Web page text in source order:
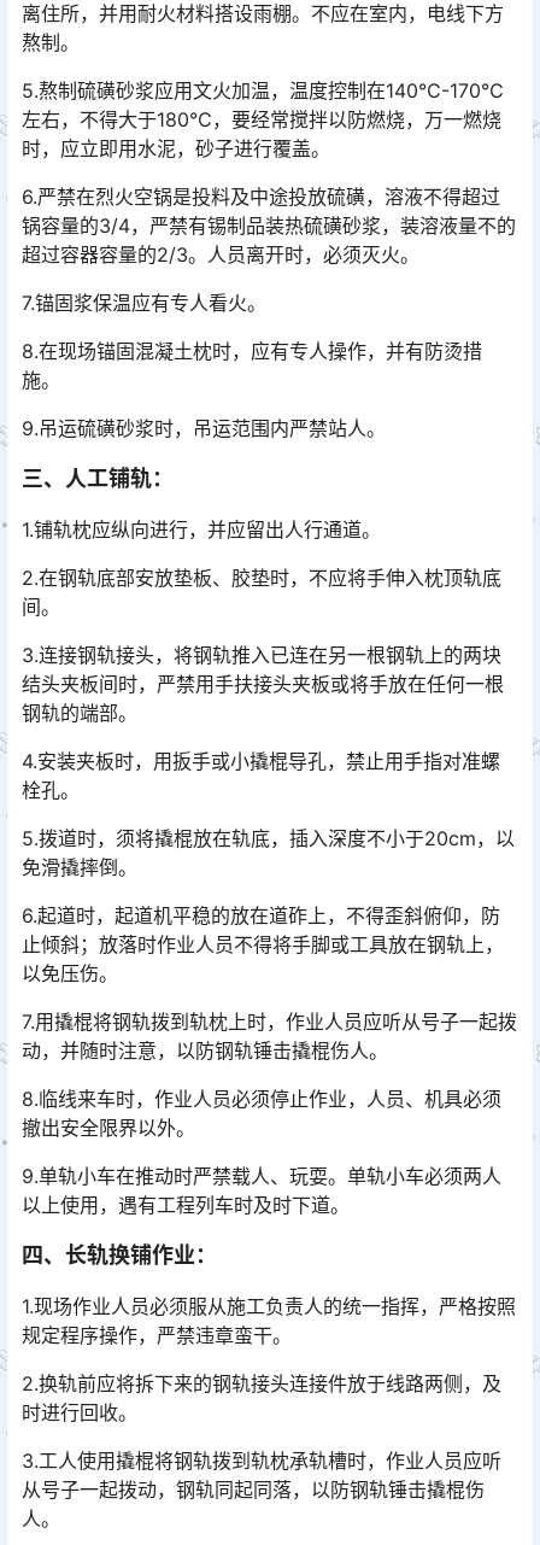
离住所，并用耐火材料搭设雨棚。不应在室内，电线下方
熬制。
5.熬制硫磺砂浆应用文火加温，温度控制在140℃-170℃
左右，不得大于180℃，要经常搅拌以防燃烧，万一燃烧
时，应立即用水泥，砂子进行覆盖。
6.严禁在烈火空锅是投料及中途投放硫磺，溶液不得超过
锅容量的3/4，严禁有锡制品装热硫磺砂浆，装溶液量不的
超过容器容量的2/3。人员离开时，必须灭火。
7.锚固浆保温应有专人看火。
8.在现场锚固混凝土枕时，应有专人操作，并有防烫措
施。
9.吊运硫磺砂浆时，吊运范围内严禁站人。
三、人工铺轨：
1.铺轨枕应纵向进行，并应留出人行通道。
2.在钢轨底部安放垫板、胶垫时，不应将手伸入枕顶轨底
间。
3.连接钢轨接头，将钢轨推入已连在另一根钢轨上的两块
结头夹板间时，严禁用手扶接头夹板或将手放在任何一根
钢轨的端部。
4.安装夹板时，用扳手或小撬棍导孔，禁止用手指对准螺
栓孔。
5.拨道时，须将撬棍放在轨底，插入深度不小于20cm，以
免滑撬摔倒。
6.起道时，起道机平稳的放在道砟上，不得歪斜俯仰，防
止倾斜；放落时作业人员不得将手脚或工具放在钢轨上，
以免压伤。
7.用撬棍将钢轨拨到轨枕上时，作业人员应听从号子一起拨
动，并随时注意，以防钢轨锤击撬棍伤人。
8.临线来车时，作业人员必须停止作业，人员、机具必须
撤出安全限界以外。
9.单轨小车在推动时严禁载人、玩耍。单轨小车必须两人
以上使用，遇有工程列车时及时下道。
四、长轨换铺作业：
1.现场作业人员必须服从施工负责人的统一指挥，严格按照
规定程序操作，严禁违章蛮干。
2.换轨前应将拆下来的钢轨接头连接件放于线路两侧，及
时进行回收。
3.工人使用撬棍将钢轨拨到轨枕承轨槽时，作业人员应听
从号子一起拨动，钢轨同起同落，以防钢轨锤击撬棍伤
人。